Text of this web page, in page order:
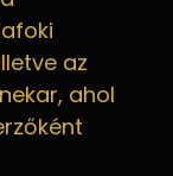
az
ahol